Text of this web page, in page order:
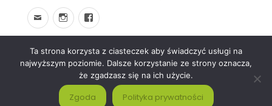
© 2026Wydarzenia-wet.pl
Polityka prywatności i
RODO
Czym jest strona KALENDARZ WYDARZEŃ
WETERYNARYJNYCH?
Ta strona korzysta z ciasteczek aby świadczyć usługi na
najwyższym poziomie. Dalsze korzystanie ze strony oznacza,
że zgadzasz się na ich użycie.
Zgoda Polityka prywatności